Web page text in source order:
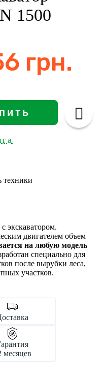
1500
грн.
техники
экскаватором.
двигателем объем
на любую модель
специально для
после вырубки леса,
участков.
месяцев